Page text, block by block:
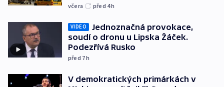
včera před 4h
VIDEO
Jednoznačná provokace,
soudí o dronu u Lipska Žáček.
Podezřívá Rusko
před 7h
V demokratických primárkách v